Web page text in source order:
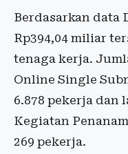
Berdasarkan data
Rp394,04 miliar
tenaga kerja.
Online Single
6.878 pekerja dan
Kegiatan
269 pekerja.